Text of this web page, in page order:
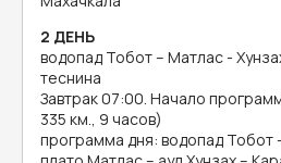
2 ДЕНЬ
водопад Тобот – Матлас -
теснина
Завтрак 07:00. Начало
335 км., 9 часов)
программа дня: водопад Тобот